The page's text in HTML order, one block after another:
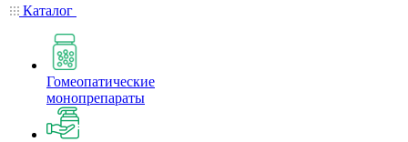
Каталог
Гомеопатические
монопрепараты